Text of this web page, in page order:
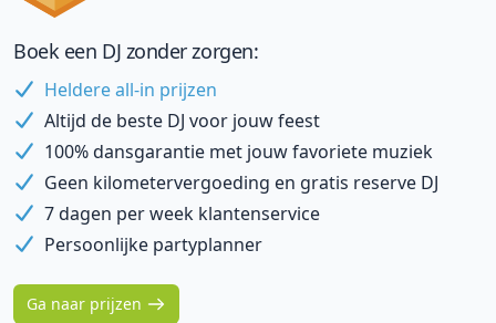
Boek een DJ zonder zorgen:
Heldere all-in prijzen
Altijd de beste DJ voor jouw feest
100% dansgarantie met jouw favoriete muziek
Geen kilometervergoeding en gratis reserve DJ
7 dagen per week klantenservice
Persoonlijke partyplanner
Ga naar prijzen